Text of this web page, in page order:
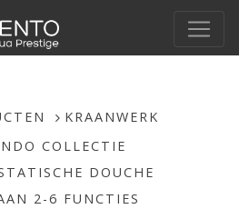
KRAANWERK
COLLECTIE
DOUCHE
2-6 FUNCTIES